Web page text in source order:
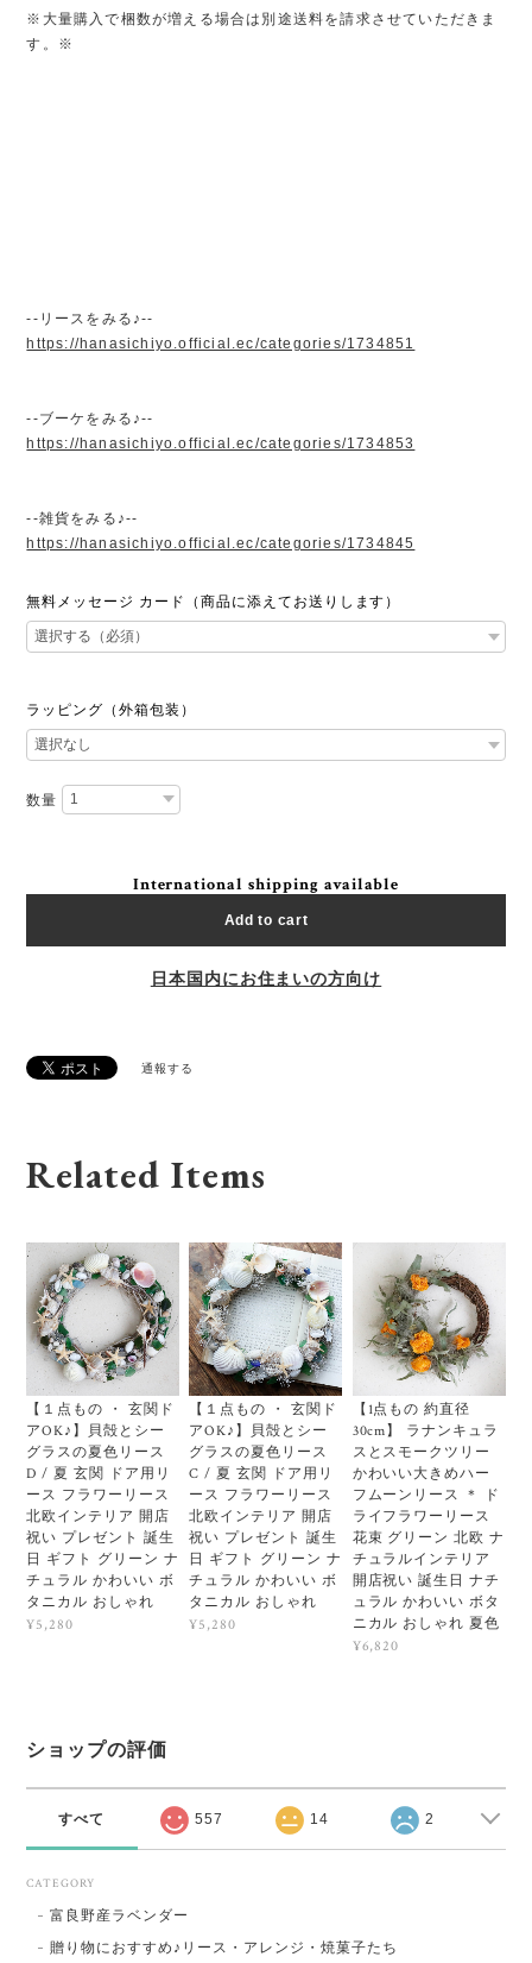
※大量購入で梱数が増える場合は別途送料を請求させていただきま
す。※
--リースをみる♪--
https://hanasichiyo.official.ec/categories/1734851
--ブーケをみる♪--
https://hanasichiyo.official.ec/categories/1734853
--雑貨をみる♪--
https://hanasichiyo.official.ec/categories/1734845
無料メッセージ カード（商品に添えてお送りします）
ラッピング（外箱包装）
数量
International shipping available
Add to cart
日本国内にお住まいの方向け
通報する
Related Items
【１点もの ・ 玄関ド
アOK♪】貝殻とシー
グラスの夏色リース
D / 夏 玄関 ドア用リ
ース フラワーリース
北欧インテリア 開店
祝い プレゼント 誕生
日 ギフト グリーン ナ
チュラル かわいい ボ
タニカル おしゃれ
¥5,280
【１点もの ・ 玄関ド
アOK♪】貝殻とシー
グラスの夏色リース
C / 夏 玄関 ドア用リ
ース フラワーリース
北欧インテリア 開店
祝い プレゼント 誕生
日 ギフト グリーン ナ
チュラル かわいい ボ
タニカル おしゃれ
¥5,280
【1点もの 約直径
30cm】 ラナンキュラ
スとスモークツリー
かわいい大きめハー
フムーンリース ＊ ド
ライフラワーリース
花束 グリーン 北欧 ナ
チュラルインテリア
開店祝い 誕生日 ナチ
ュラル かわいい ボタ
ニカル おしゃれ 夏色
¥6,820
ショップの評価
すべて 557 14 2
CATEGORY
富良野産ラベンダー
贈り物におすすめ♪リース・アレンジ・焼菓子たち